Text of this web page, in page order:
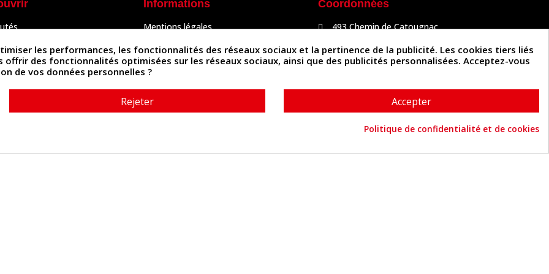
Accessoires
Informations
Mentions légales
Politique de confidentialité
Politique des cookies
Contactez-nous
Coordonnées
493 Chemin de Catougnac
05 63 34 51 88
contact@cuirenstock.com
les performances, les fonctionnalités des réseaux sociaux et la pertinence de la publicité. Les cookies tiers liés
des fonctionnalités optimisées sur les réseaux sociaux, ainsi que des publicités personnalisées. Acceptez-vous
de vos données personnelles ?
Rejeter Accepter
Politique de confidentialité et de cookies